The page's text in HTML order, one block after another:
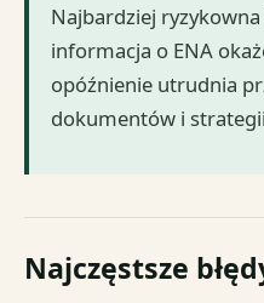
Najbardziej
informacja o ENA
opóźnienie utrudnia
dokumentów i
Najczęstsze